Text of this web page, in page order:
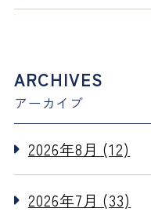
ARCHIVES
アーカイブ
2026年8月 (12)
2026年7月 (33)